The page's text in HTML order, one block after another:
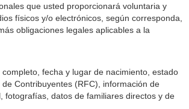
que usted proporcionará voluntaria y
físicos y/o electrónicos, según corresponda,
obligaciones legales aplicables a la
fecha y lugar de nacimiento, estado
Contribuyentes (RFC), información de
fotografías, datos de familiares directos y de